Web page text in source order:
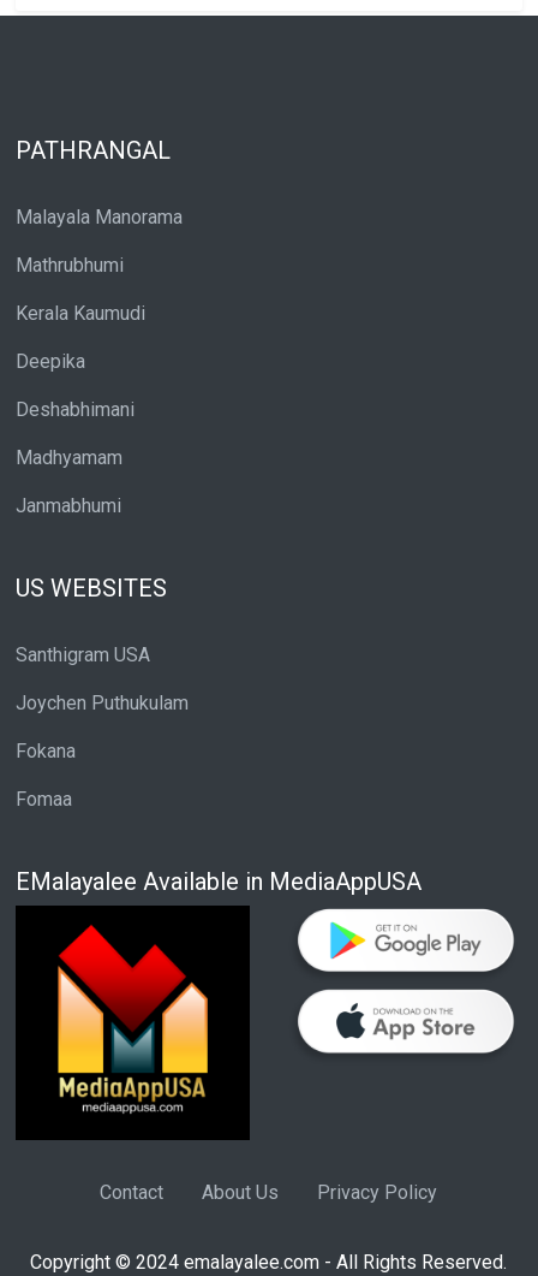
PATHRANGAL
Malayala Manorama
Mathrubhumi
Kerala Kaumudi
Deepika
Deshabhimani
Madhyamam
Janmabhumi
US WEBSITES
Santhigram USA
Joychen Puthukulam
Fokana
Fomaa
EMalayalee Available in MediaAppUSA
Contact About Us Privacy Policy
Copyright © 2024 emalayalee.com - All Rights Reserved.